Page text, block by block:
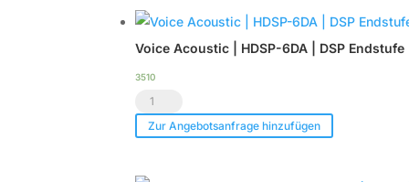
Voice Acoustic | HDSP-6DA | DSP Endstufe
3510
Voice
Acoustic
Zur Angebotsanfrage hinzufügen